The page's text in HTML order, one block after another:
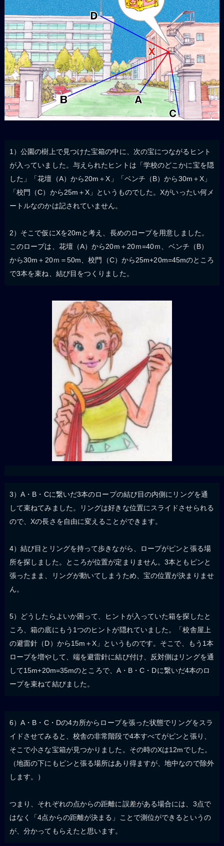
1）公園の樹上で見つけた宝箱の中に、次の宝につながるヒント
が入っていました。与えられたヒントは「学校のどこかに宝を隠
した」「花壇（A）から20m＋X」「ベンチ（B）から30m＋X」
「校門（C）から25m＋X」というものでした。Xがいったい何メ
ートルなのかは記されていません。
2）そこで仮にXを20mと考え、長めのロープを用意しました。
このロープは、花壇（A）から20m＋20ｍ=40ｍ、ベンチ（B）
から30m＋20ｍ＝50m、校門（C）から25m+20m=45mのところ
で3本を束ね、結び目をつくりました。
3）A・B・Cに繋いだ3本のロープの結び目の内側にリングを通
して束ねてみました。リングは好きな位置にスライドさせられる
ので、Xの長さを自由に変えることができます。
4）結び目とリングを持って歩きながら、ロープがピンと張る場
所を探しました。ところが位置が定まりません。3本ともピンと
張ったまま、リングが動いてしまうため、宝の位置が決まりませ
ん。
5）どうしたらよいか困って、ヒントが入っていた箱を探したと
ころ、箱の底にもう1つのヒントが隠れていました。「校舎屋上
の避雷針（D）から15m＋X」というものです。そこで、もう1本
ロープを増やして、端を避雷針に結び付け、反対側はリングを通
して15m+20m=35mのところで、A・B・C・Dに繋いだ4本のロ
ープを束ねて結びました。
6）A・B・C・Dの4カ所からロープを張った状態でリングをスラ
イドさせてみると、校舎の非常階段で4本すべてがピンと張り、
そこで小さな宝箱が見つかりました。その時のXは12mでした。
（地面の下にもピンと張る場所はあり得ますが、地中なので除外
します。）
つまり、それぞれの点からの距離に誤差がある場合には、3点で
はなく「4点からの距離が決まる」ことで測位ができるというの
が、分かってもらえたと思います。